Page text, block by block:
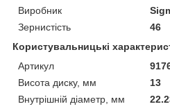
Виробник
Зернистість
46
Користувальницькі
Артикул
Висота диску, мм
13
Внутрішній діаметр, мм